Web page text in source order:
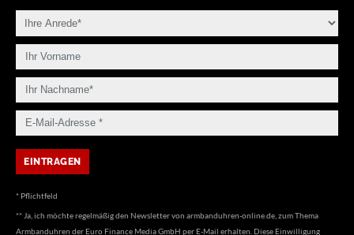
* Pflichtfeld
** Ja, ich möchte regelmäßig den Newsletter von armbanduhren-online.de, zum Thema
Armbanduhren der Euro Finance Media GmbH per E-Mail erhalten. Diese Einwilligung